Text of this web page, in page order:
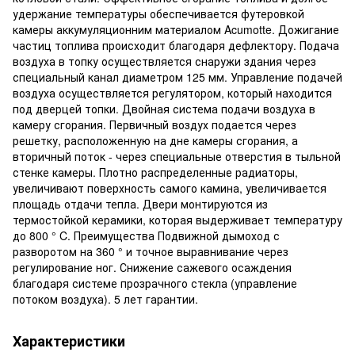
удержание температуры обеспечивается футеровкой
камеры аккумуляционним материалом Acumotte. Дожигание
частиц топлива происходит благодаря дефлектору. Подача
воздуха в топку осуществляется снаружи здания через
специальный канал диаметром 125 мм. Управление подачей
воздуха осуществляется регулятором, который находится
под дверцей топки. Двойная система подачи воздуха в
камеру сгорания. Первичный воздух подается через
решетку, расположенную на дне камеры сгорания, а
вторичный поток - через специальные отверстия в тыльной
стенке камеры. Плотно распределенные радиаторы,
увеличивают поверхность самого камина, увеличивается
площадь отдачи тепла. Двери монтируются из
термостойкой керамики, которая выдерживает температуру
до 800 ° C. Преимущества Подвижной дымоход с
разворотом на 360 ° и точное выравнивание через
регулирование ног. Снижение сажевого осаждения
благодаря системе прозрачного стекла (управление
потоком воздуха). 5 лет гарантии.
Характеристики